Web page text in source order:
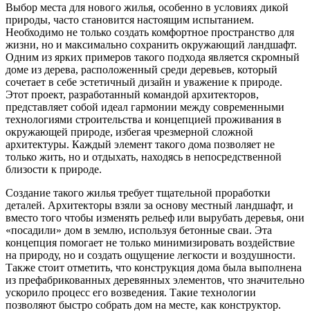
Выбор места для нового жилья, особенно в условиях дикой
природы, часто становится настоящим испытанием.
Необходимо не только создать комфортное пространство для
жизни, но и максимально сохранить окружающий ландшафт.
Одним из ярких примеров такого подхода является скромный
доме из дерева, расположенный среди деревьев, который
сочетает в себе эстетичный дизайн и уважение к природе.
Этот проект, разработанный командой архитекторов,
представляет собой идеал гармонии между современными
технологиями строительства и концепцией проживания в
окружающей природе, избегая чрезмерной сложной
архитектуры. Каждый элемент такого дома позволяет не
только жить, но и отдыхать, находясь в непосредственной
близости к природе.
Создание такого жилья требует тщательной проработки
деталей. Архитекторы взяли за основу местный ландшафт, и
вместо того чтобы изменять рельеф или вырубать деревья, они
«посадили» дом в землю, используя бетонные сваи. Эта
концепция помогает не только минимизировать воздействие
на природу, но и создать ощущение легкости и воздушности.
Также стоит отметить, что конструкция дома была выполнена
из префабрикованных деревянных элементов, что значительно
ускорило процесс его возведения. Такие технологии
позволяют быстро собрать дом на месте, как конструктор.